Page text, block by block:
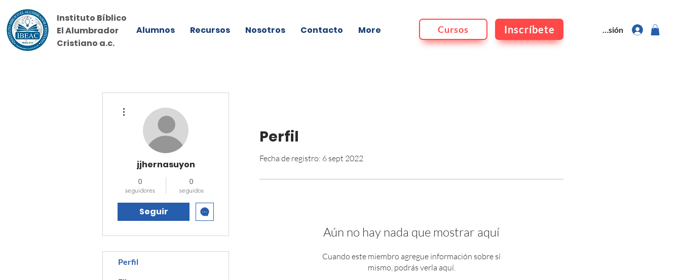
Instituto Bíblico
El Alumbrador
Cristiano a.c.
Alumnos Recursos Nosotros Contacto More Cursos Inscríbete Iniciar sesión
Perfil
Fecha de registro: 6 sept 2022
Aún no hay nada que mostrar aquí
Cuando este miembro agregue información sobre sí
mismo, podrás verla aquí.
jjhernasuyon
0
seguidores
0
seguidos
Seguir
Perfil